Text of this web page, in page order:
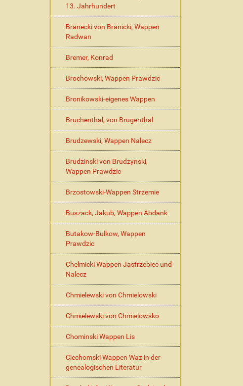
13. Jahrhundert
Branecki von Branicki, Wappen
Radwan
Bremer, Konrad
Brochowski, Wappen Prawdzic
Bronikowski-eigenes Wappen
Bruchenthal, von Brugenthal
Brudzewski, Wappen Nalecz
Brudzinski von Brudzynski,
Wappen Prawdzic
Brzostowski-Wappen Strzemie
Buszack, Jakub, Wappen Abdank
Butakow-Bulkow, Wappen
Prawdzic
Chelmicki Wappen Jastrzebiec und
Nalecz
Chmielewski von Chmielowski
Chmielewski von Chmielowsko
Chominski Wappen Lis
Ciechomski Wappen Waz in der
genealogischen Literatur